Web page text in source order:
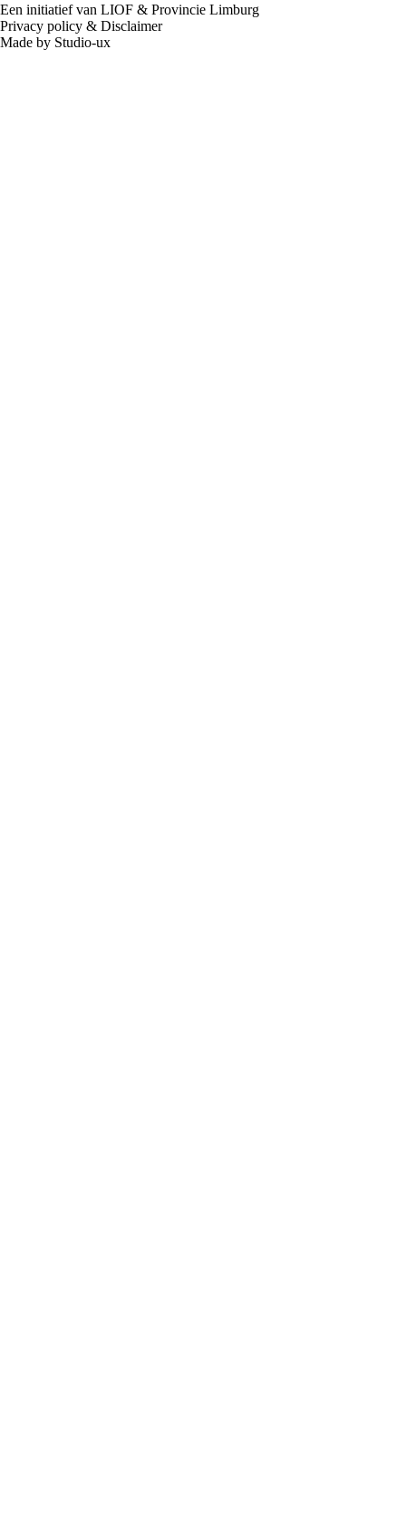
Een initiatief van LIOF & Provincie Limburg
Privacy policy & Disclaimer
Made by Studio-ux